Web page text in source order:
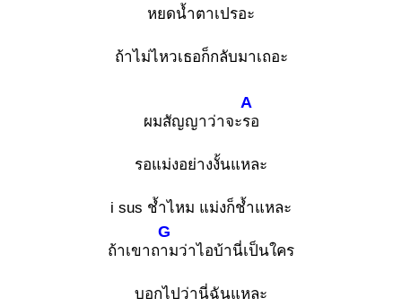
หยดน้ำตาเปรอะ
ถ้าไม่ไหวเธอก็กลับมาเถอะ
ผมสัญญาว่าจะ
A
รอ
รอแม่งอย่างงั้นแหละ
i sus ช้ำไหม แม่งก็ช้ำแหละ
ถ้าเขาถ
G
ามว่าไอบ้านี่เป็นใคร
บอกไปว่านี่ฉันแหละ